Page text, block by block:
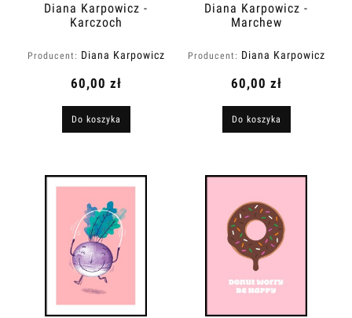
Diana Karpowicz -
Karczoch
Producent: Diana Karpowicz
60,00 zł
Do koszyka
Diana Karpowicz -
Marchew
Producent: Diana Karpowicz
60,00 zł
Do koszyka